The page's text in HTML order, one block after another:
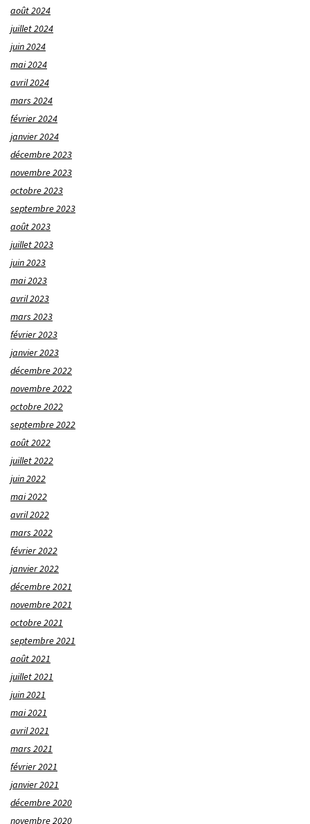
août 2024
juillet 2024
juin 2024
mai 2024
avril 2024
mars 2024
février 2024
janvier 2024
décembre 2023
novembre 2023
octobre 2023
septembre 2023
août 2023
juillet 2023
juin 2023
mai 2023
avril 2023
mars 2023
février 2023
janvier 2023
décembre 2022
novembre 2022
octobre 2022
septembre 2022
août 2022
juillet 2022
juin 2022
mai 2022
avril 2022
mars 2022
février 2022
janvier 2022
décembre 2021
novembre 2021
octobre 2021
septembre 2021
août 2021
juillet 2021
juin 2021
mai 2021
avril 2021
mars 2021
février 2021
janvier 2021
décembre 2020
novembre 2020